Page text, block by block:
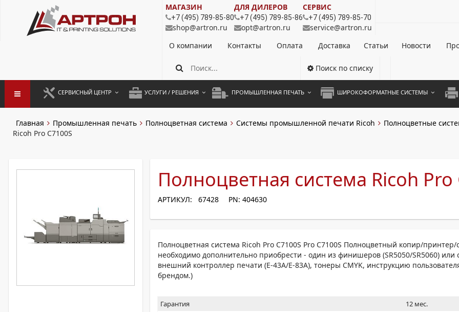
МАГАЗИН
+7 (495) 789-85-80
shop@artron.ru
ДЛЯ ДИЛЕРОВ
+7 (495) 789-85-86
opt@artron.ru
СЕРВИС
+7 (495) 789-85-70
service@artron.ru
О компании
Контакты Оплата Доставка Статьи Новости
Поиск по списку
СЕРВИСНЫЙ ЦЕНТР
ГАРАНТИЙНЫЙ РЕМОНТ
РАЗОВЫЕ РЕМОНТЫ
УСЛУГИ / РЕШЕНИЯ ПРОМЫШЛЕННАЯ ПЕЧАТЬ ШИРОКОФОРМАТНЫЕ СИСТЕМЫ
А4
Главная Промышленная печать Полноцветная система Системы промышленной печати Ricoh
Полноцветные
Ricoh Pro C7100S
Полноцветная система Ricoh Pro
АРТИКУЛ: 67428 PN: 404630
Полноцветная система Ricoh Pro C7100S Pro C7100S Полноцветный копир/принтер/
необходимо дополнительно приобрести - один из финишеров (SR5050/SR5060) или
внешний контроллер печати (E-43А/E-83А), тонеры CMYK, инструкцию
брендом.)
Гарантия
12 мес.